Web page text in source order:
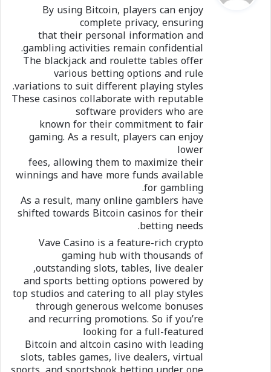
ل
By using Bitcoin, players can enjoy
complete privacy, ensuring
that their personal information and
gambling activities remain confidential.
The blackjack and roulette tables offer
various betting options and rule
variations to suit different playing styles.
These casinos collaborate with reputable
software providers who are
known for their commitment to fair
gaming. As a result, players can enjoy
lower
fees, allowing them to maximize their
winnings and have more funds available
for gambling.
As a result, many online gamblers have
shifted towards Bitcoin casinos for their
betting needs.
Vave Casino is a feature-rich crypto
gaming hub with thousands of
outstanding slots, tables, live dealer,
and sports betting options powered by
top studios and catering to all play styles
through generous welcome bonuses
and recurring promotions. So if you’re
looking for a full-featured
Bitcoin and altcoin casino with leading
slots, tables games, live dealers, virtual